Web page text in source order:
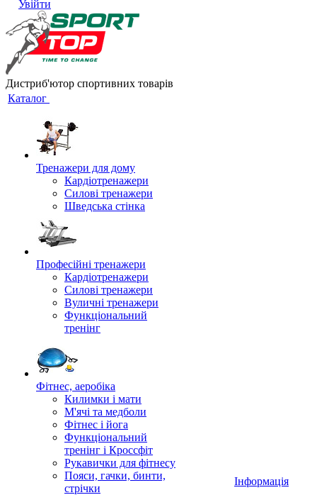
Увійти
Дистриб'ютор спортивних товарів
Каталог
Тренажери для дому
Кардіотренажери
Силові тренажери
Шведська стінка
Професійні тренажери
Кардіотренажери
Силові тренажери
Вуличні тренажери
Функціональний
тренінг
Фітнес, аеробіка
Килимки і мати
М'ячі та медболи
Фітнес і йога
Функціональний
тренінг і Кроссфіт
Рукавички для фітнесу
Пояси, гачки, бинти,
стрічки
Інформація